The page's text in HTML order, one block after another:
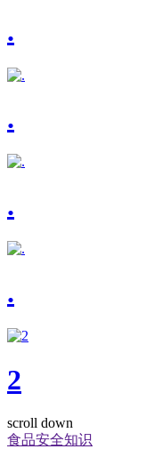
.
.
.
.
2
scroll down
食品安全知识